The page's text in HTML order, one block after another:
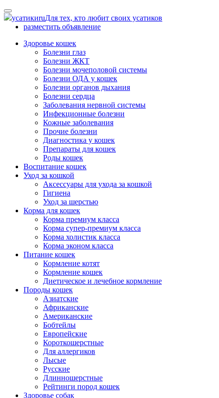
Skip
to
content
усатикиruДля тех, кто любит своих усатиков
разместить объявление
Здоровье кошек
Болезни глаз
Болезни ЖКТ
Болезни мочеполовой системы
Болезни ОДА у кошек
Болезни органов дыхания
Болезни сердца
Заболевания нервной системы
Инфекционные болезни
Кожные заболевания
Прочие болезни
Диагностика у кошек
Препараты для кошек
Роды кошек
Воспитание кошек
Уход за кошкой
Аксессуары для ухода за кошкой
Гигиена
Уход за шерстью
Корма для кошек
Корма премиум класса
Корма супер-премиум класса
Корма холистик класса
Корма эконом класса
Питание кошек
Кормление котят
Кормление кошек
Диетическое и лечебное кормление
Породы кошек
Азиатские
Африканские
Американские
Бобтейлы
Европейские
Короткошерстные
Для аллергиков
Лысые
Русские
Длинношерстные
Рейтинги пород кошек
Здоровье собак